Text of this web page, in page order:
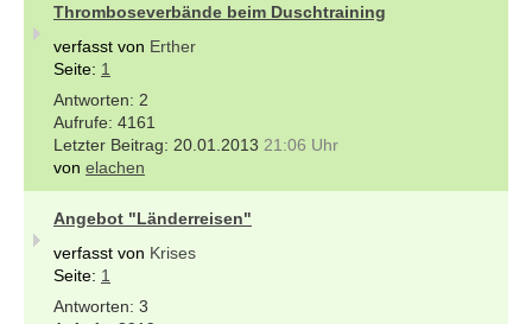
Thromboseverbände beim Duschtraining
verfasst von Erther
Seite: 1
2
4161
20.01.2013 21:06 Uhr
von elachen
Angebot "Länderreisen"
verfasst von Krises
Seite: 1
3